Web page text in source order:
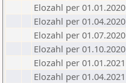
Elozahl per 01.01.2020
Elozahl per 01.04.2020
Elozahl per 01.07.2020
Elozahl per 01.10.2020
Elozahl per 01.01.2021
Elozahl per 01.04.2021